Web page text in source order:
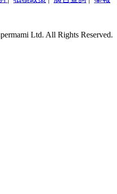
Ltd. All Rights Reserved.